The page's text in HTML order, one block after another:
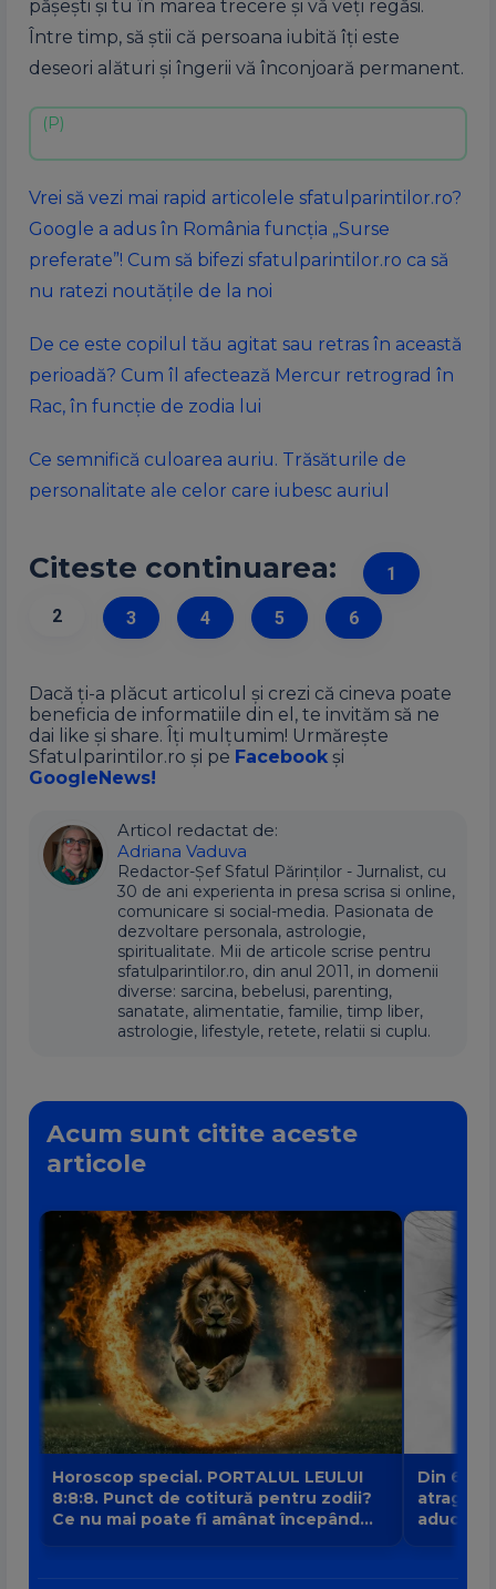
pășești și tu în marea trecere și vă veți regăsi.
Între timp, să știi că persoana iubită îți este
deseori alături și îngerii vă înconjoară permanent.
Vrei să vezi mai rapid articolele sfatulparintilor.ro?
Google a adus în România funcția „Surse
preferate”! Cum să bifezi sfatulparintilor.ro ca să
nu ratezi noutățile de la noi
De ce este copilul tău agitat sau retras în această
perioadă? Cum îl afectează Mercur retrograd în
Rac, în funcție de zodia lui
Ce semnifică culoarea auriu. Trăsăturile de
personalitate ale celor care iubesc auriul
Citeste continuarea:
1
2
3 4 5 6
Dacă ți-a plăcut articolul și crezi că cineva poate
beneficia de informatiile din el, te invităm să ne
dai like și share. Îți mulțumim! Urmărește
Sfatulparintilor.ro și pe Facebook și
GoogleNews!
Articol redactat de:
Adriana Vaduva
Redactor-Șef Sfatul Părinților - Jurnalist, cu
30 de ani experienta in presa scrisa si online,
comunicare si social-media. Pasionata de
dezvoltare personala, astrologie,
spiritualitate. Mii de articole scrise pentru
sfatulparintilor.ro, din anul 2011, in domenii
diverse: sarcina, bebelusi, parenting,
sanatate, alimentatie, familie, timp liber,
astrologie, lifestyle, retete, relatii si cuplu.
Acum sunt citite aceste
articole
Horoscop special. PORTALUL LEULUI
8:8:8. Punct de cotitură pentru zodii?
Ce nu mai poate fi amânat începând
Din 6
atrage
aduce